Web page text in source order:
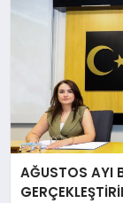
AĞUSTOS AYI